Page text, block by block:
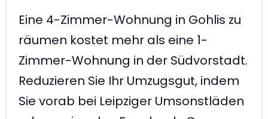
Eine 4-Zimmer-Wohnung in Gohlis zu
räumen kostet mehr als eine 1-
Zimmer-Wohnung in der Südvorstadt.
Reduzieren Sie Ihr Umzugsgut, indem
Sie vorab bei Leipziger Umsonstläden